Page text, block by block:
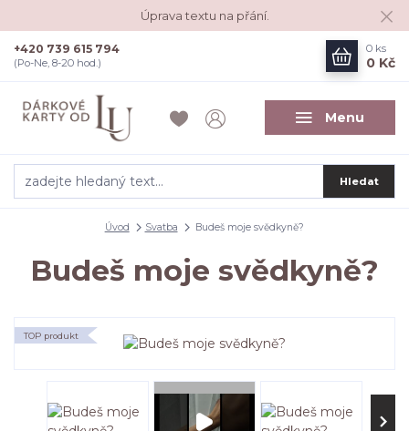
Úprava textu na přání.
Menu
Hledat
+420 739 615 794
(Po-Ne, 8-20 hod.)
0 ks
0 Kč
Úvod Svatba Budeš moje svědkyně?
Budeš moje svědkyně?
TOP produkt